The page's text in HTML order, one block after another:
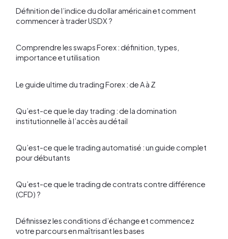
Définition de l’indice du dollar américain et comment
commencer à trader USDX ?
Comprendre les swaps Forex : définition, types,
importance et utilisation
Le guide ultime du trading Forex : de A à Z
Qu’est-ce que le day trading : de la domination
institutionnelle à l’accès au détail
Qu’est-ce que le trading automatisé : un guide complet
pour débutants
Qu’est-ce que le trading de contrats contre différence
(CFD) ?
Définissez les conditions d’échange et commencez
votre parcours en maîtrisant les bases